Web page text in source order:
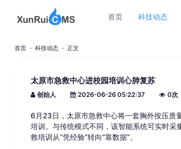
首页 科技动态
首页 科技动态 正文
太原市急救中心进校园培训心肺复苏
创始人 2026-06-26 05:22:37 0次
6月23日，太原市急救中心将一套胸外按压质
培训。与传统模式不同，该智能系统可实时
救培训从“凭经验”转向“靠数据”。